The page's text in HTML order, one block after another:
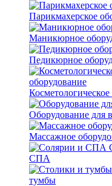
Парикмахерское
Маникюрное
Педикюрное
Оборудование для
Массажное
СПА
тумбы